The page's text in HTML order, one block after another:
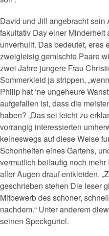
David und Jill angebracht
fakultativ Day einer Minderheit
unverhullt. Das bedeutet, eres
zweigleisig gemischte Paare
zwei Jahre jungere Frau
Sommerkleid ja strippen,
Philip hat ‘ne ungeheure
aufgefallen ist, dass die
haben? „Das sei leicht zu
vorrangig interessierten
keineswegs auf diese Weise
Schonheiten eines Gartens,
vermutlich beilaufig noch
aller Augen drauf entkleiden.
geschrieben stehen Die leser
Mitbewerb des schoner,
nachdem.“ Unter anderem
seinen Speckgurtel.